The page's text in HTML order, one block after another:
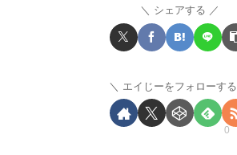
シェアする
エイじーをフォローする
0